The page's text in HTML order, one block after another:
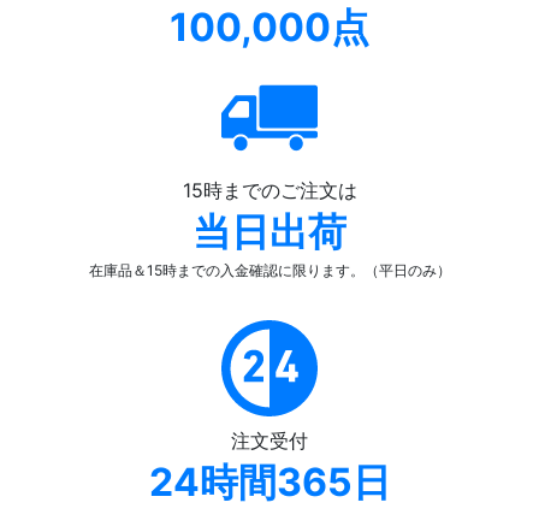
100,000点
15時までのご注文は
当日出荷
在庫品＆15時までの入金確認に限ります。（平日のみ）
注文受付
24時間365日